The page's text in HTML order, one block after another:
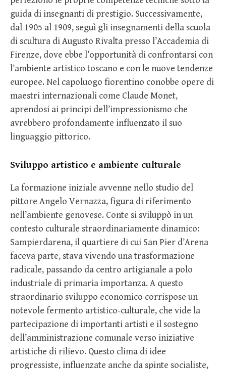
guida di insegnanti di prestigio. Successivamente,
dal 1905 al 1909, seguì gli insegnamenti della scuola
di scultura di Augusto Rivalta presso l’Accademia di
Firenze, dove ebbe l’opportunità di confrontarsi con
l’ambiente artistico toscano e con le nuove tendenze
europee. Nel capoluogo fiorentino conobbe opere di
maestri internazionali come Claude Monet,
aprendosi ai principi dell’impressionismo che
avrebbero profondamente influenzato il suo
linguaggio pittorico.
Sviluppo artistico e ambiente culturale
La formazione iniziale avvenne nello studio del
pittore Angelo Vernazza, figura di riferimento
nell’ambiente genovese. Conte si sviluppò in un
contesto culturale straordinariamente dinamico:
Sampierdarena, il quartiere di cui San Pier d’Arena
faceva parte, stava vivendo una trasformazione
radicale, passando da centro artigianale a polo
industriale di primaria importanza. A questo
straordinario sviluppo economico corrispose un
notevole fermento artistico-culturale, che vide la
partecipazione di importanti artisti e il sostegno
dell’amministrazione comunale verso iniziative
artistiche di rilievo. Questo clima di idee
progressiste, influenzate anche da spinte socialiste,